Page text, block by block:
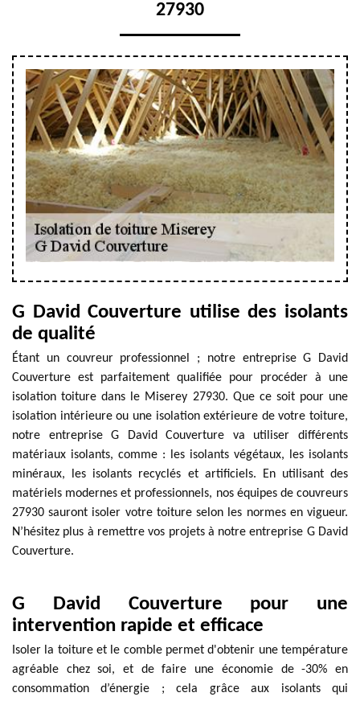
27930
G David Couverture utilise des isolants
de qualité
Étant un couvreur professionnel ; notre entreprise G David
Couverture est parfaitement qualifiée pour procéder à une
isolation toiture dans le Miserey 27930. Que ce soit pour une
isolation intérieure ou une isolation extérieure de votre toiture,
notre entreprise G David Couverture va utiliser différents
matériaux isolants, comme : les isolants végétaux, les isolants
minéraux, les isolants recyclés et artificiels. En utilisant des
matériels modernes et professionnels, nos équipes de couvreurs
27930 sauront isoler votre toiture selon les normes en vigueur.
N’hésitez plus à remettre vos projets à notre entreprise G David
Couverture.
G David Couverture pour une
intervention rapide et efficace
Isoler la toiture et le comble permet d'obtenir une température
agréable chez soi, et de faire une économie de -30% en
consommation d’énergie ; cela grâce aux isolants qui